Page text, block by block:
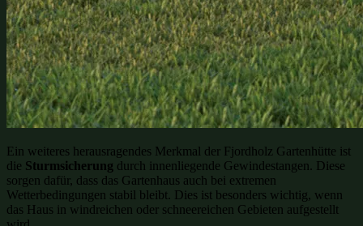
Ein weiteres herausragendes Merkmal der Fjordholz Gartenhütte ist
die Sturmsicherung durch innenliegende Gewindestangen. Diese
sorgen dafür, dass das Gartenhaus auch bei extremen
Wetterbedingungen stabil bleibt. Dies ist besonders wichtig, wenn
das Haus in windreichen oder schneereichen Gebieten aufgestellt